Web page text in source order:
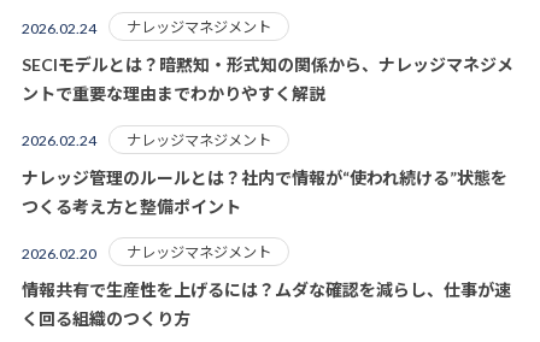
2026.02.24 ナレッジマネジメント
SECIモデルとは？暗黙知・形式知の関係から、ナレッジマネジメ
ントで重要な理由までわかりやすく解説
2026.02.24 ナレッジマネジメント
ナレッジ管理のルールとは？社内で情報が“使われ続ける”状態を
つくる考え方と整備ポイント
2026.02.20 ナレッジマネジメント
情報共有で生産性を上げるには？ムダな確認を減らし、仕事が速
く回る組織のつくり方